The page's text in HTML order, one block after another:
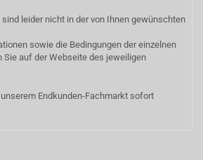
leider nicht in der von Ihnen gewünschten
sowie die Bedingungen der einzelnen
Sie auf der Webseite des jeweiligen
Endkunden-Fachmarkt sofort